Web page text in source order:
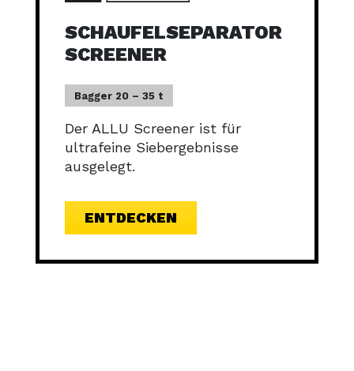
SCHAUFELSEPARATOR
SCREENER
Bagger 20 – 35 t
Der ALLU Screener ist für
ultrafeine Siebergebnisse
ausgelegt.
ENTDECKEN